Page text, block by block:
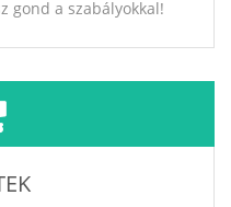
gond a szabályokkal!